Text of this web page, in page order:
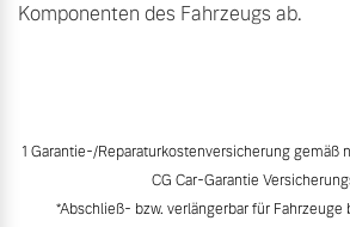
Komponenten des Fahrzeugs ab.
1 Garantie-/Reparaturkostenversicherung gemäß
CG Car-Garantie
*Abschließ- bzw. verlängerbar für Fahrzeuge